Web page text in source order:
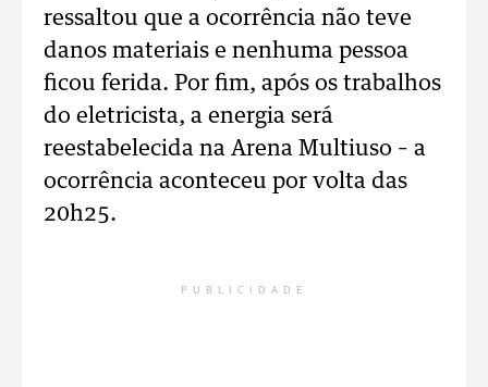
ressaltou que a ocorrência não teve
danos materiais e nenhuma pessoa
ficou ferida. Por fim, após os trabalhos
do eletricista, a energia será
reestabelecida na Arena Multiuso – a
ocorrência aconteceu por volta das
20h25.
PUBLICIDADE